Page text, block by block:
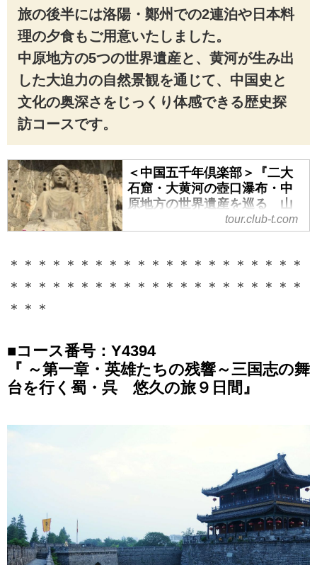
旅の後半には洛陽・鄭州での2連泊や日本料
理の夕食もご用意いたしました。
中原地方の5つの世界遺産と、黄河が生み出
した大迫力の自然景観を通じて、中国史と
文化の奥深さをじっくり体感できる歴史探
訪コースです。
＜中国五千年倶楽部＞『二大
石窟・大黄河の壺口瀑布・中
原地方の世界遺産を巡る 山
西省と河南省 悠久巡礼11日
間』｜クラブツーリズム
＜中国五千年倶楽部＞『二大石
の世界遺産を巡る 山西省と河南
tour.club-t.com
＊＊＊＊＊＊＊＊＊＊＊＊＊＊＊＊＊＊＊＊＊
＊＊＊＊＊＊＊＊＊＊＊＊＊＊＊＊＊＊＊＊＊
＊＊＊
■コース番号：Y4394
『 ～第一章・英雄たちの残響～三国志の舞
台を行く蜀・呉 悠久の旅９日間』